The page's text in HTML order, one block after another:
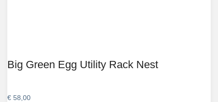
Big Green Egg Utility Rack Nest
€ 58,00